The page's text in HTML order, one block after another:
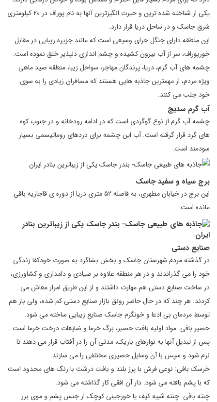
یکی از شناخته شده ترین و حیرت انگیزترین آنها به نام پوراف در ۲۰ کیلومتری
شرق جاسک و در ساحل دریا قرار دارد.
این منطقه دارای جنگل حرای وسیعی است که مانند جزیره زیبایی در مقابل
خورپوراف، سر از آب بیرون کشیده و چشم اندازی دلپذیر خلق نموده است.
چشمه های آب گرم، دریا، پرندگان مهاجر، سواحل زیبا، منطقه صید ماهی
ویژه مردم، از مهمترین جاذبه هایی هستند که مسافران زیادی را به سوی
خود جلب می کنند.
آب گرم سدیج
چشمه آب گرم از نوع گوگردی است که در ادامه رودخانه و در جنوب کوه
های گرد قرار گرفته است. آب این چشمه برای دردهای روماتیسمی بسیار
سودمند است.
برج سیاه و سفید جاسک
این برج در خیابان مطهری، به فاصله ۵۲ متری دریا از دوره ی قاجاریه باقی
مانده است.
صنایع دستی
در گذشته مردم شهرستان جاسک و بخش بشاگرد به صورت خودکفا زندگی
خود را می گذراندند و در هر منطقه علاوه بر صیادی و دامداری و کشاورزی،
در ساخت صنایع دستی هم مهارت داشتند و از این طریق امرار معاش می
کردند. هر چند که در حال حاضر رونق بازار صنایع دستی کم شده، ولی باز هم
توسط مردمان بی ادعا و خونگرم جاسک صنایع زیبایی ساخته می شود.
حصیر بافی: مواد اولیه بافت حصیر، برگ خرما و ضایعات درخت خرما است .
پس از تبدیل آنها به نوارهای باریک، مدتی آن را در آفتاب قرار می دهند تا
نرم شود و سپس با آن وسایل حصیری مختلفی را می سازند.
خرسک بافی: نوعی فرش با پرز بلند و بافت درشت با رنگ های محدود است
که با پشم بافته می شود. دار آن افقی کار گذاشته می شود.
چنته بافی: چنته شبیه کیف یا خورجینی کوچک از جنس پشم و موی بزر